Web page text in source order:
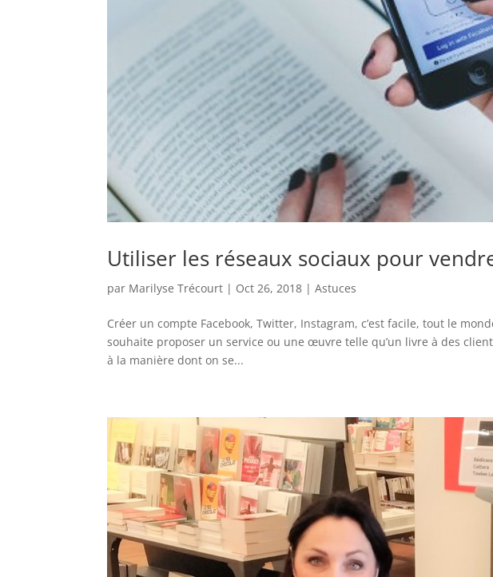
Utiliser les réseaux sociaux pour
par Marilyse Trécourt | Oct 26, 2018 |Astuces
Créer un compte Facebook, Twitter, Instagram, c’est facile, tout le
souhaite proposer un service ou une œuvre telle qu’un livre à des
à la manière dont on se...